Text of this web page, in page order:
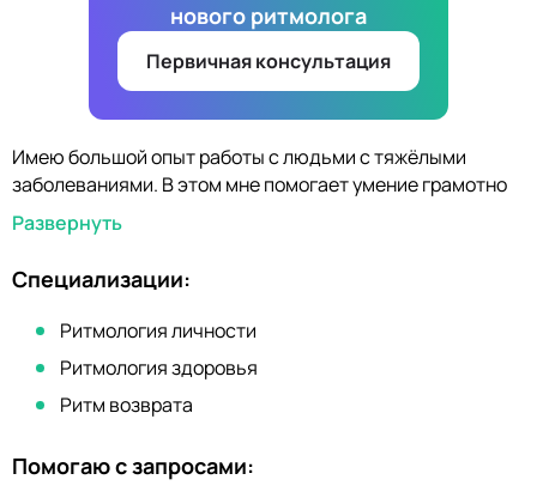
нового ритмолога
Первичная консультация
Имею большой опыт работы с людьми с тяжёлыми
заболеваниями. В этом мне помогает умение грамотно
встроить клиента в эгрегор для полноценного отдыха и
восстановления сил. Осуществляю ритмоподдержку и
сопровождение "до", во время и после оперативного
лечения. Сопровождение беременности. Подготовка к
родам. Ритмоподдержка сложных и физиологических
восстановление. Повышение жизненного тонуса.
Восстановление нормального знергообмена после
Поддержка жизненного тонуса у пожилых людей.
Развернуть
Специализации:
Ритмология личности
Ритмология здоровья
Ритм возврата
Помогаю с запросами: